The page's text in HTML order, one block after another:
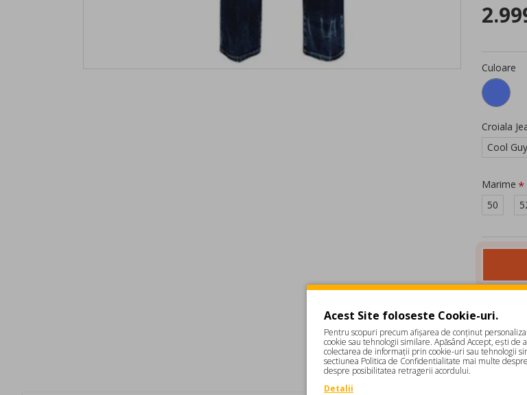
Culoare
Croiala
Cool Guy
Marime
50
DESCRIERE
Acest Site foloseste Cookie-uri.
Pentru scopuri precum afișarea de conținut
cookie sau tehnologii similare. Apăsând Accept, ești de
colectarea de informații prin cookie-uri sau tehnologii
sectiunea Politica de Confidentialitate mai multe
despre posibilitatea retragerii acordului.
Detalii